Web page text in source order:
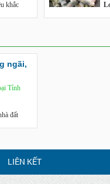
khắc
ngãi,
Tỉnh
đất
LIÊN KẾT